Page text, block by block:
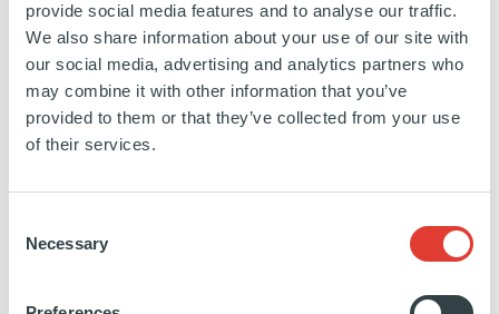
provide social media features and to analyse our traffic.
We also share information about your use of our site with
our social media, advertising and analytics partners who
may combine it with other information that you’ve
provided to them or that they’ve collected from your use
of their services.
Selection
Necessary
totalise près de 45 milliards USD en capital
engagé. Providence fait figure de pionnier dans
l’approche sectorielle du capital-investissement,
cultivant l’idée qu’une équipe dédiée d’experts du
secteur puisse constituer des entreprises
secteurs des médias, des télécommunications, de